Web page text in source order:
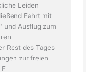
Leiden
Fahrt mit
und Ausflug zum
Rest des Tages
zur freien